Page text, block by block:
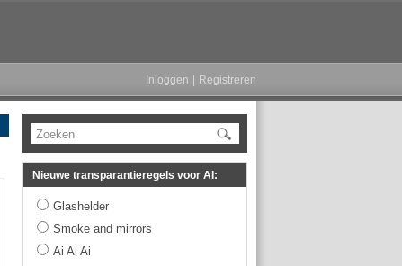
Inloggen Registreren
Zoeken
Nieuwe transparantieregels voor AI:
Glashelder
Smoke and mirrors
Ai Ai Ai